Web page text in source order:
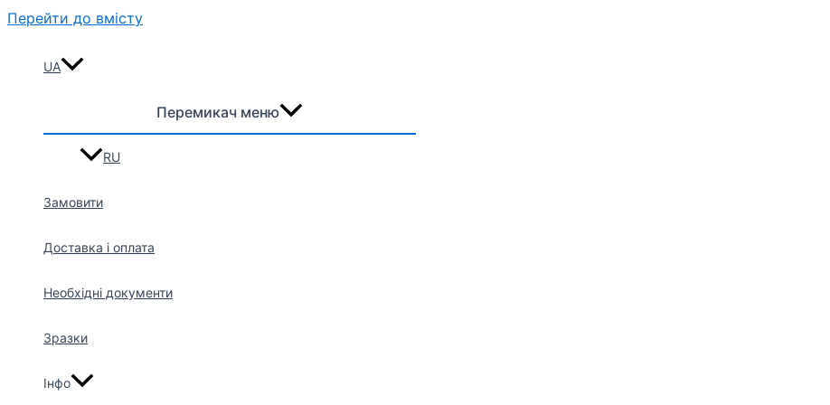
Перейти до вмісту
UA
Перемикач меню
RU
Замовити
Доставка і оплата
Необхідні документи
Зразки
Інфо